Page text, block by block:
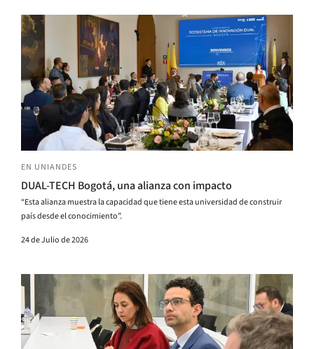
EN UNIANDES
DUAL-TECH Bogotá, una alianza con impacto
“Esta alianza muestra la capacidad que tiene esta universidad de construir
país desde el conocimiento”.
24 de Julio de 2026